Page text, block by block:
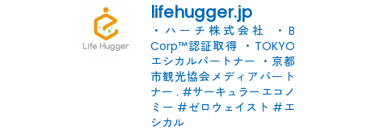
lifehugger.jp
・ハーチ株式会社
・B
Corp™認証取得 ・TOKYO
エシカルパートナー ・京都
市観光協会メディアパート
ナー . #サーキュラーエコノ
ミー #ゼロウェイスト #エ
シカル